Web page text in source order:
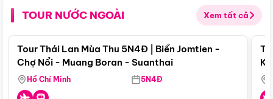
TOUR NƯỚC NGOÀI Xem tất cả
Điểm nổi bật
Tour Thái Lan Mùa Thu 5N4Đ | Biển Jomtien -
Chợ Nổi - Muang Boran - Suanthai
Hồ Chí Minh 5N4Đ